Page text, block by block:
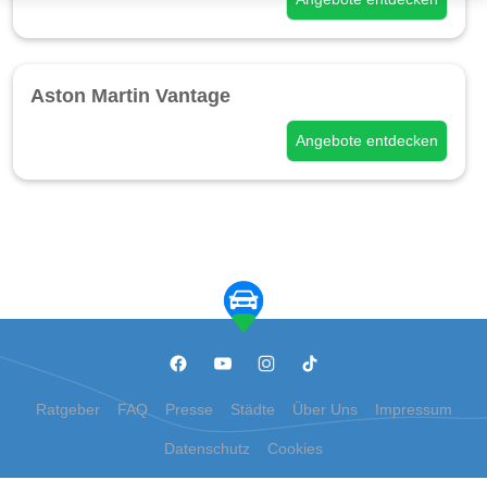
Aston Martin Vantage
Angebote entdecken
Ratgeber FAQ Presse Städte Über Uns Impressum
Datenschutz Cookies